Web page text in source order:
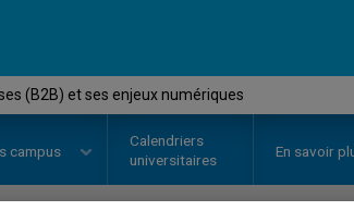
(B2B) et ses enjeux numériques
campus
Calendriers
universitaires
En savoir